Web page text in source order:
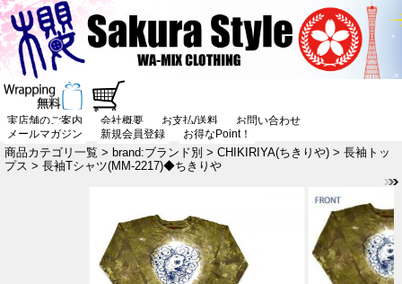
実店舗のご案内 会社概要 お支払/送料
お問い合わせ
メールマガジン
新規会員登録 お得なPoint！
商品カテゴリ一覧 > brand:ブランド別 > CHIKIRIYA(ちきりや) > 長袖トッ
プス > 長袖Tシャツ(MM-2217)◆ちきりや